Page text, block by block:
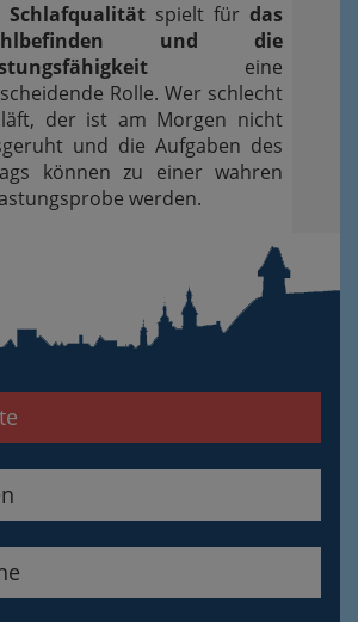
Schlafqualität spielt für das
und die
eine
Rolle. Wer schlecht
der ist am Morgen nicht
und die Aufgaben des
können zu einer wahren
werden.